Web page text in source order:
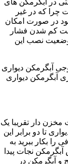
که در غیر
در صورت امکان
علت کم شدن فشار
وضعیت نصب این
آبگرمکن دیواری
آبگرمکن دیواری
دار تقریبا یک
تا دو برابر این
بکار ببرید به
نجات پیدا
و آبگرمکن در